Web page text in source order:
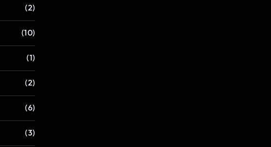
(2)
(10)
(1)
(2)
(6)
(3)